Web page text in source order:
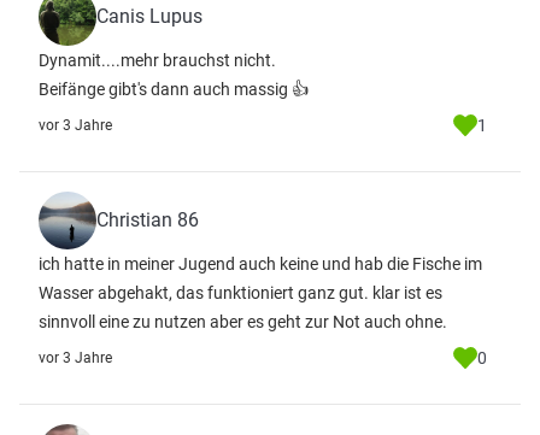
Canis Lupus
Dynamit....mehr brauchst nicht.
Beifänge gibt's dann auch massig 👍
vor 3 Jahre 1
Christian 86
ich hatte in meiner Jugend auch keine und hab die Fische im
Wasser abgehakt, das funktioniert ganz gut. klar ist es
sinnvoll eine zu nutzen aber es geht zur Not auch ohne.
vor 3 Jahre 0